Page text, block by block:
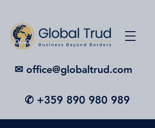
✉︎ office@globaltrud.com
✆ +359 890 980 989